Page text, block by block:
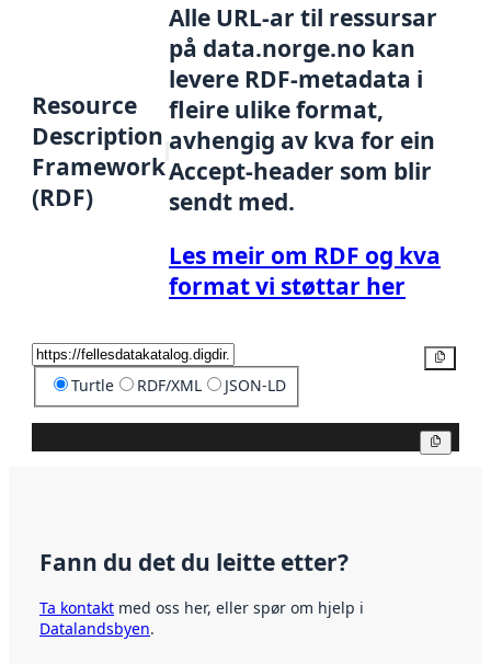
Resource
Description
Framework
(RDF)
Alle URL-ar til ressursar
på data.norge.no kan
levere RDF-metadata i
fleire ulike format,
avhengig av kva for ein
Accept-header som blir
sendt med.
Les meir om RDF og kva
format vi støttar her
Turtle RDF/XML JSON-LD
Fann du det du leitte etter?
Ta kontakt med oss her, eller spør om hjelp i
Datalandsbyen.